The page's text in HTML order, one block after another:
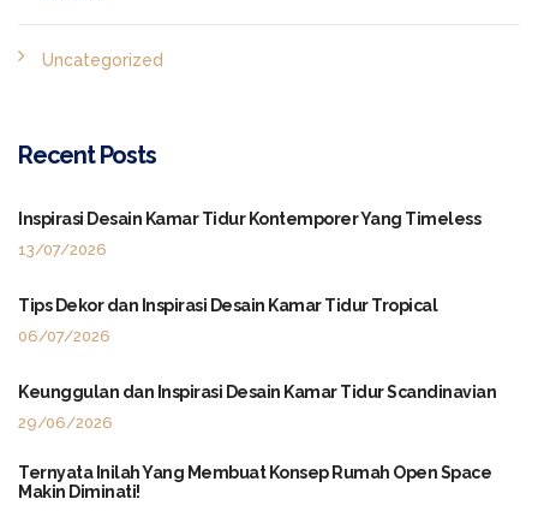
Uncategorized
Recent Posts
Inspirasi Desain Kamar Tidur Kontemporer Yang Timeless
13/07/2026
Tips Dekor dan Inspirasi Desain Kamar Tidur Tropical
06/07/2026
Keunggulan dan Inspirasi Desain Kamar Tidur Scandinavian
29/06/2026
Ternyata Inilah Yang Membuat Konsep Rumah Open Space
Makin Diminati!